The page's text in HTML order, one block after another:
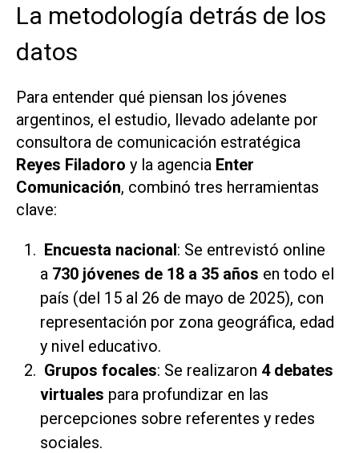
La metodología detrás de los
datos
Para entender qué piensan los jóvenes
argentinos, el estudio, llevado adelante por
consultora de comunicación estratégica
Reyes Filadoro y la agencia Enter
Comunicación, combinó tres herramientas
clave:
Encuesta nacional: Se entrevistó online
a 730 jóvenes de 18 a 35 años en todo el
país (del 15 al 26 de mayo de 2025), con
representación por zona geográfica, edad
y nivel educativo.
Grupos focales: Se realizaron 4 debates
virtuales para profundizar en las
percepciones sobre referentes y redes
sociales.